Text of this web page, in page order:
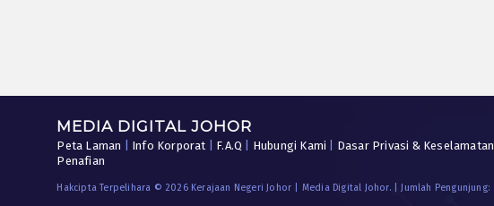
MEDIA DIGITAL JOHOR
Peta Laman Info Korporat F.A.Q Hubungi Kami Dasar Privasi & Keselamatan
Penafian
Hakcipta Terpelihara © 2026 Kerajaan Negeri Johor | Media Digital Johor. | Jumlah Pengunjung: